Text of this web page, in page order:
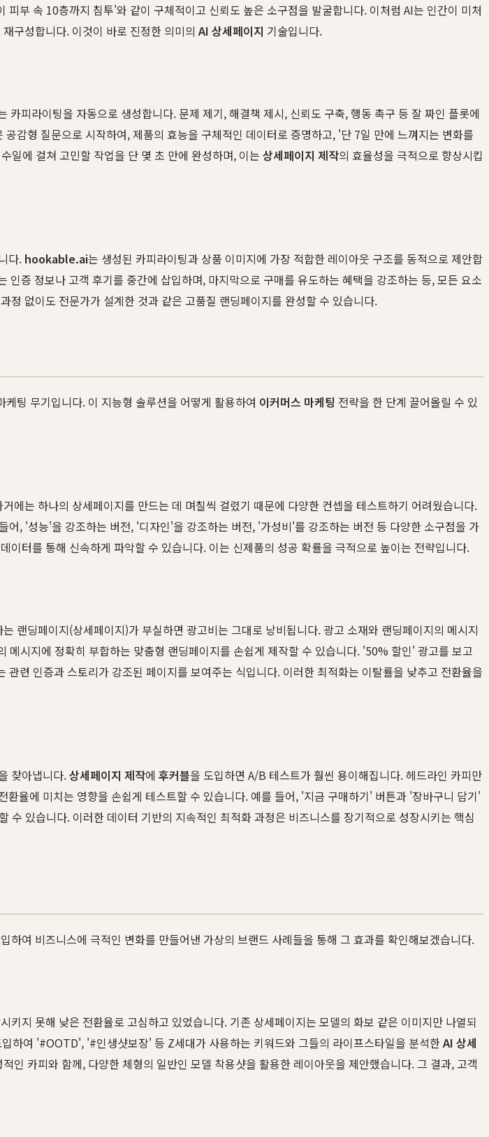
부 속 10층까지 침투'와 같이 구체적이고 신뢰도 높은 소구점을 발굴합니다. 이처럼 AI는 인간이 미처
구성합니다. 이것이 바로 진정한 의미의 AI 상세페이지 기술입니다.
피라이팅을 자동으로 생성합니다. 문제 제기, 해결책 제시, 신뢰도 구축, 행동 촉구 등 잘 짜인 플롯에
감형 질문으로 시작하여, 제품의 효능을 구체적인 데이터로 증명하고, '단 7일 만에 느껴지는 변화를
일에 걸쳐 고민할 작업을 단 몇 초 만에 완성하며, 이는 상세페이지 제작의 효율성을 극적으로 향상시킵
다. hookable.ai는 생성된 카피라이팅과 상품 이미지에 가장 적합한 레이아웃 구조를 동적으로 제안합
증 정보나 고객 후기를 중간에 삽입하며, 마지막으로 구매를 유도하는 혜택을 강조하는 등, 모든 요소
없이도 전문가가 설계한 것과 같은 고품질 랜딩페이지를 완성할 수 있습니다.
팅 무기입니다. 이 지능형 솔루션을 어떻게 활용하여 이커머스 마케팅 전략을 한 단계 끌어올릴 수 있
에는 하나의 상세페이지를 만드는 데 며칠씩 걸렸기 때문에 다양한 컨셉을 테스트하기 어려웠습니다.
어, '성능'을 강조하는 버전, '디자인'을 강조하는 버전, '가성비'를 강조하는 버전 등 다양한 소구점을 가
터를 통해 신속하게 파악할 수 있습니다. 이는 신제품의 성공 확률을 극적으로 높이는 전략입니다.
랜딩페이지(상세페이지)가 부실하면 광고비는 그대로 낭비됩니다. 광고 소재와 랜딩페이지의 메시지
메시지에 정확히 부합하는 맞춤형 랜딩페이지를 손쉽게 제작할 수 있습니다. '50% 할인' 광고를 보고
련 인증과 스토리가 강조된 페이지를 보여주는 식입니다. 이러한 최적화는 이탈률을 낮추고 전환율을
찾아냅니다.상세페이지 제작에 후커블을 도입하면 A/B 테스트가 훨씬 용이해집니다. 헤드라인 카피만
율에 미치는 영향을 손쉽게 테스트할 수 있습니다. 예를 들어, '지금 구매하기' 버튼과 '장바구니 담기'
있습니다. 이러한 데이터 기반의 지속적인 최적화 과정은 비즈니스를 장기적으로 성장시키는 핵심
여 비즈니스에 극적인 변화를 만들어낸 가상의 브랜드 사례들을 통해 그 효과를 확인해보겠습니다.
지 못해 낮은 전환율로 고심하고 있었습니다. 기존 상세페이지는 모델의 화보 같은 이미지만 나열되
하여 '#OOTD', '#인생샷보장' 등 Z세대가 사용하는 키워드와 그들의 라이프스타일을 분석한AI 상세
카피와 함께, 다양한 체형의 일반인 모델 착용샷을 활용한 레이아웃을 제안했습니다. 그 결과, 고객